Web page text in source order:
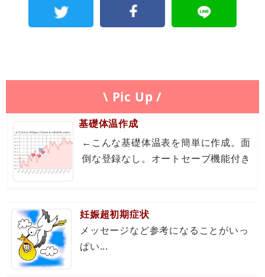
\ Pic Up /
基礎体温作成
←こんな基礎体温表を簡単に作成。面
倒な登録なし。オートセーブ機能付き
妊娠超初期症状
メッセージなど参考になることがいっ
ぱい...